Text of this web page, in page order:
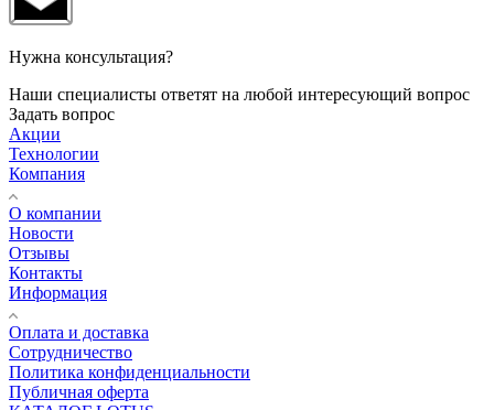
Нужна консультация?
Наши специалисты ответят на любой интересующий вопрос
Задать вопрос
Акции
Технологии
Компания
О компании
Новости
Отзывы
Контакты
Информация
Оплата и доставка
Сотрудничество
Политика конфиденциальности
Публичная оферта